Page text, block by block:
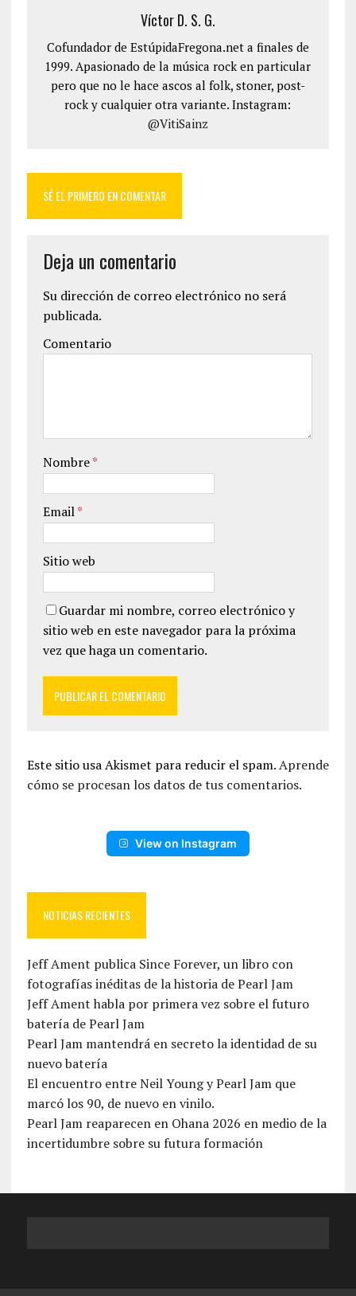
Víctor D. S. G.
Cofundador de EstúpidaFregona.net a finales de
1999. Apasionado de la música rock en particular
pero que no le hace ascos al folk, stoner, post-
rock y cualquier otra variante. Instagram:
@VitiSainz
SÉ EL PRIMERO EN COMENTAR
Deja un comentario
Su dirección de correo electrónico no será
publicada.
Comentario
Nombre*
Email*
Sitio web
Guardar mi nombre, correo electrónico y
sitio web en este navegador para la próxima
vez que haga un comentario.
Este sitio usa Akismet para reducir el spam.Aprende
cómo se procesan los datos de tus comentarios.
View on Instagram
NOTICIAS RECIENTES
Jeff Ament publica Since Forever, un libro con
fotografías inéditas de la historia de Pearl Jam
Jeff Ament habla por primera vez sobre el futuro
batería de Pearl Jam
Pearl Jam mantendrá en secreto la identidad de su
nuevo batería
El encuentro entre Neil Young y Pearl Jam que
marcó los 90, de nuevo en vinilo.
Pearl Jam reaparecen en Ohana 2026 en medio de la
incertidumbre sobre su futura formación